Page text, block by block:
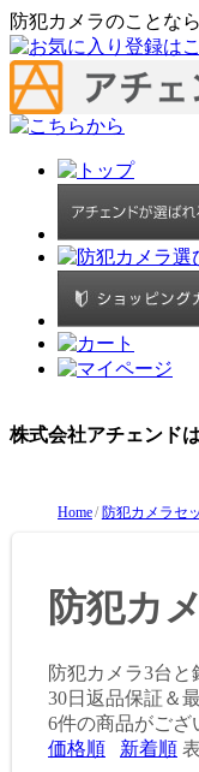
防犯カメラのことな
株式会社アチェンド
Home 防犯カメラセ
防犯カ
防犯カメラ3台
30日返品保証＆
6件の商品がござ
価格順
新着順